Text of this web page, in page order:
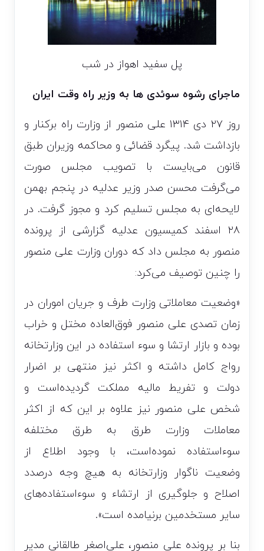
پل سفید اهواز در شب
ماجرای رشوه سوئدی ها به وزیر راه وقت ایران
روز ۲۷ دی ۱۳۱۴ علی منصور از وزارت راه برکنار و
بازداشت شد. پیگرد قضائی و محاکمه وزیران طبق
قانون می‌بایست با تصویب مجلس صورت
می‌گرفت محسن صدر وزیر عدلیه در پنجم بهمن
لایحه‌ای به مجلس تسلیم کرد و مجوز گرفت. در
۲۸ اسفند کمیسیون عدلیه گزارشی از پرونده
منصور به مجلس داد که دوران وزارت علی منصور
را چنین توصیف می‌کرد:
«وضعیت معاملاتی وزارت طرف و جریان اموران در
زمان تصدی علی منصور فوق‌العاده مختل و خراب
بوده و بازار ارتشا و سوء استفاده در این وزارتخانه
رواج کامل داشته و اکثر نیز منتهی بر اضرار
دولت و تفریط مالیه مملکت گردیده‌است و
شخص علی منصور نیز علاوه بر این که از اکثر
معاملات وزارت طرق به طرق مختلفه
سوءاستفاده نموده‌است، با وجود اطلاع از
وضعیت ناگوار وزارتخانه به هیچ وجه درصدد
اصلاح و جلوگیری از ارتشاء و سوءاستفاده‌های
سایر مستخدمین برنیامده است».
بنا بر پرونده علی منصور، علی‌اصغر طالقانی مدیر